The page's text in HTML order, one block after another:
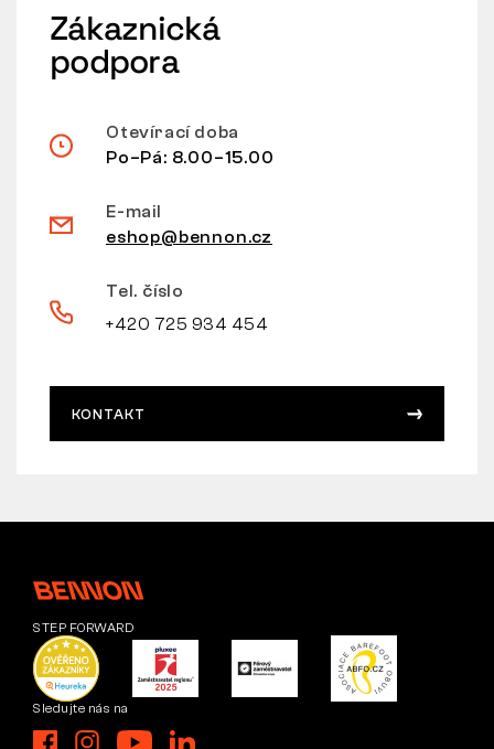
Zákaznická
podpora
Otevírací doba
Po–Pá: 8.00–15.00
E-mail
eshop@bennon.cz
Tel. číslo
+420 725 934 454
KONTAKT
STEP FORWARD
Sledujte nás na